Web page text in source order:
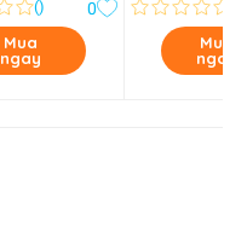
()
0
Mua
ngay
Mua
ngay